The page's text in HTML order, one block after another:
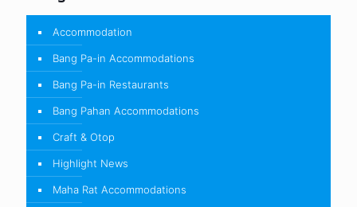
Accommodation
Bang Pa-in Accommodations
Bang Pa-in Restaurants
Bang Pahan Accommodations
Craft & Otop
Highlight News
Maha Rat Accommodations